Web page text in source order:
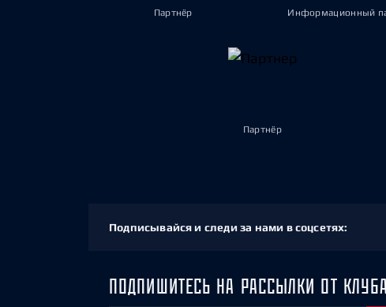
Партнёр Информационный
Партнёр
Подписывайся и следи за нами в соцсетях:
ПОДПИШИТЕСЬ НА РАССЫЛКИ ОТ